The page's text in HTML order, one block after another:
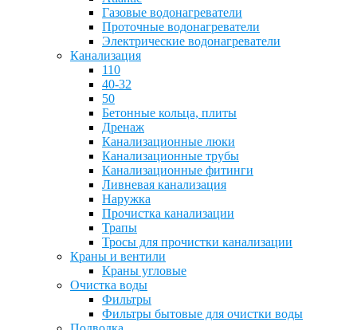
Газовые водонагреватели
Проточные водонагреватели
Электрические водонагреватели
Канализация
110
40-32
50
Бетонные кольца, плиты
Дренаж
Канализационные люки
Канализационные трубы
Канализационные фитинги
Ливневая канализация
Наружка
Прочистка канализации
Трапы
Тросы для прочистки канализации
Краны и вентили
Краны угловые
Очистка воды
Фильтры
Фильтры бытовые для очистки воды